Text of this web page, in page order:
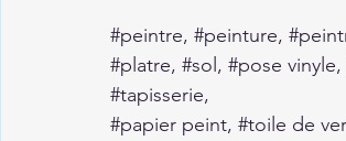
#peintre, #peinture,
#platre, #sol , #pose vinyle,
#tapisserie,
#papier peint, #toile de